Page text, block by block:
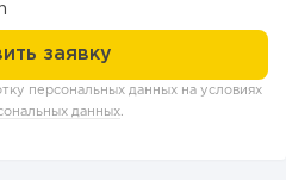
персональных данных на условиях
данных.